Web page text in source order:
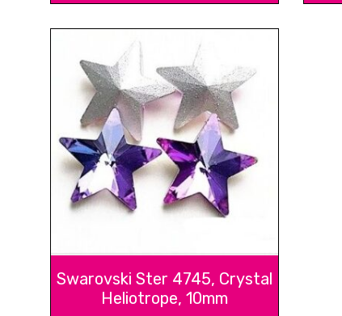
Swarovski Ster 4745, Crystal
Heliotrope, 10mm